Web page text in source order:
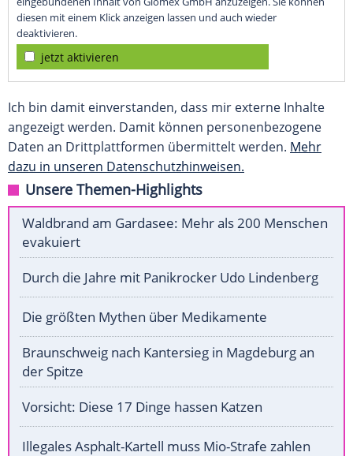
diesen mit einem Klick anzeigen lassen und auch wieder
deaktivieren.
jetzt aktivieren
Ich bin damit einverstanden, dass mir externe Inhalte
angezeigt werden. Damit können personenbezogene
Daten an Drittplattformen übermittelt werden. Mehr
dazu in unseren Datenschutzhinweisen.
Unsere Themen-Highlights
Waldbrand am Gardasee: Mehr als 200 Menschen
evakuiert
Durch die Jahre mit Panikrocker Udo Lindenberg
Die größten Mythen über Medikamente
Braunschweig nach Kantersieg in Magdeburg an
der Spitze
Vorsicht: Diese 17 Dinge hassen Katzen
Illegales Asphalt-Kartell muss Mio-Strafe zahlen